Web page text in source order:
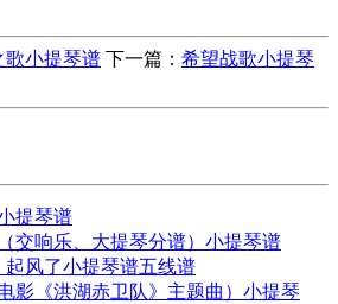
歌小提琴谱 下一篇： 希望战歌小提琴
提琴谱
交响乐、大提琴分谱）小提琴谱
起风了小提琴谱五线谱
影《洪湖赤卫队》主题曲）小提琴